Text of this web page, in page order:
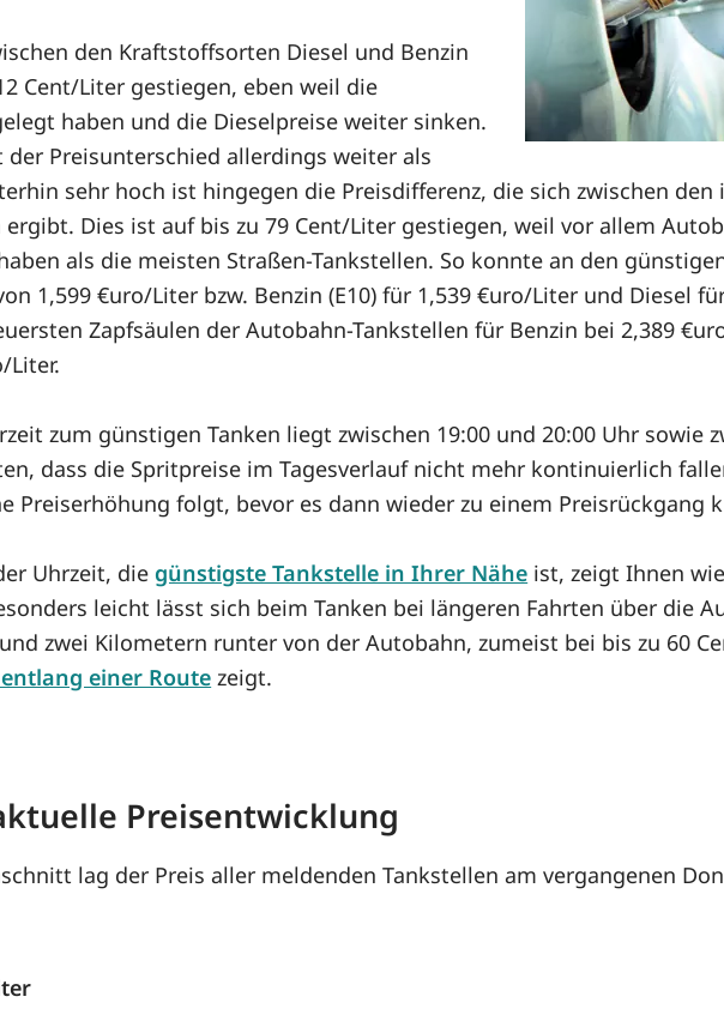
den Kraftstoffsorten Diesel und Benzin
Cent/Liter gestiegen, eben weil die
haben und die Dieselpreise weiter sinken.
Preisunterschied allerdings weiter als
sehr hoch ist hingegen die Preisdifferenz, die sich zwischen
Dies ist auf bis zu 79 Cent/Liter gestiegen, weil vor allem
als die meisten Straßen-Tankstellen. So konnte an den
1,599 €uro/Liter bzw. Benzin (E10) für 1,539 €uro/Liter und Diesel
Zapfsäulen der Autobahn-Tankstellen für Benzin bei 2,389
Liter.
zum günstigen Tanken liegt zwischen 19:00 und 20:00 Uhr sowie
dass die Spritpreise im Tagesverlauf nicht mehr kontinuierlich
Preiserhöhung folgt, bevor es dann wieder zu einem Preisrückgang
Uhrzeit, diegünstigste Tankstelle in Ihrer Nähe ist, zeigt Ihnen
leicht lässt sich beim Tanken bei längeren Fahrten über die
zwei Kilometern runter von der Autobahn, zumeist bei bis zu 60
einer Route zeigt.
Preisentwicklung
lag der Preis aller meldenden Tankstellen am vergangenen